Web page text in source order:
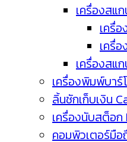
เครื่องสแ
เครื่อ
เครื่
เครื่องสแ
เครื่องพิมพ์บา
ลิ้นชักเก็บเงิน
เครื่องนับสต็อ
คอมพิวเตอร์มื